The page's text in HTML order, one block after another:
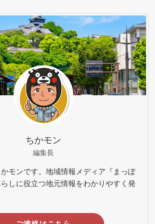
ちかモン
編集長
モンです。地域情報メディア『まっぽ
しに役立つ地元情報をわかりやすく発